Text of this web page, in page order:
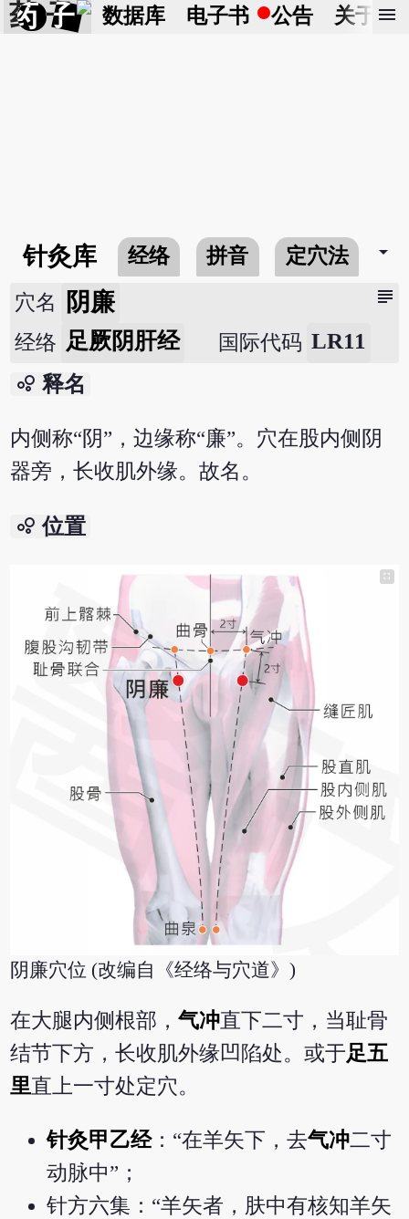
药 子 数据库 电子书 公告 关于 menu
针灸库 经络 拼音 定穴法 arrow_drop_down
subject
穴名 阴廉
经络 足厥阴肝经 国际代码 LR11
bubble_chart 释名
内侧称“阴”，边缘称“廉”。穴在股内侧阴
器旁，长收肌外缘。故名。
bubble_chart 位置
阴廉穴位 (改编自《经络与穴道》)
在大腿内侧根部，气冲直下二寸，当耻骨
结节下方，长收肌外缘凹陷处。或于足五
里直上一寸处定穴。
针灸甲乙经：“在羊矢下，去气冲二寸
动脉中”；
针方六集：“羊矢者，肤中有核知羊矢